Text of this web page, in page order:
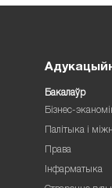
Бакалаўр
Бізнес-
Палітыка і
Права
Інфарматыка